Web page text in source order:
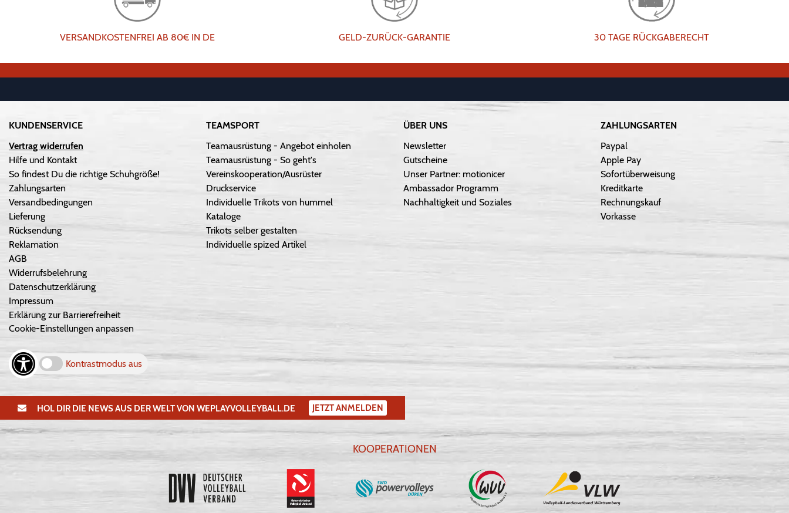
VERSANDKOSTENFREI AB 80€ IN DE GELD-ZURÜCK-GARANTIE 30 TAGE RÜCKGABERECHT
KUNDENSERVICE
Vertrag widerrufen
Hilfe und Kontakt
So findest Du die richtige Schuhgröße!
Zahlungsarten
Versandbedingungen
Lieferung
Rücksendung
Reklamation
AGB
Widerrufsbelehrung
Datenschutzerklärung
Impressum
Erklärung zur Barrierefreiheit
Cookie-Einstellungen anpassen
Kontrastmodus aus
TEAMSPORT
Teamausrüstung - Angebot einholen
Teamausrüstung - So geht's
Vereinskooperation/Ausrüster
Druckservice
Individuelle Trikots von hummel
Kataloge
Trikots selber gestalten
Individuelle spized Artikel
ÜBER UNS
Newsletter
Gutscheine
Unser Partner: motionicer
Ambassador Programm
Nachhaltigkeit und Soziales
ZAHLUNGSARTEN
Paypal
Apple Pay
Sofortüberweisung
Kreditkarte
Rechnungskauf
Vorkasse
HOL DIR DIE NEWS AUS DER WELT VON WEPLAYVOLLEYBALL.DE JETZT ANMELDEN
KOOPERATIONEN